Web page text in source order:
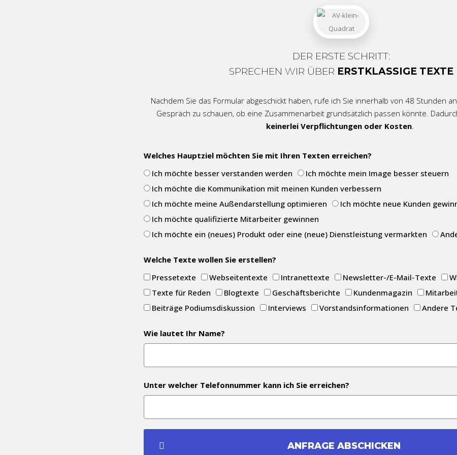
DER ERSTE SCHRITT:
SPRECHEN WIR ÜBER ERSTKLASSIGE TEXTE
Nachdem Sie das Formular abgeschickt haben, rufe ich Sie innerhalb von 48 Stunden
Gespräch zu schauen, ob eine Zusammenarbeit grundsätzlich passen könnte.
keinerlei Verpflichtungen oder Kosten.
Welches Hauptziel möchten Sie mit Ihren Texten erreichen?
Ich möchte besser verstanden werden
Ich möchte mein Image besser steuern
Ich möchte die Kommunikation mit meinen Kunden verbessern
Ich möchte meine Außendarstellung optimieren
Ich möchte neue Kunden
Ich möchte qualifizierte Mitarbeiter gewinnen
Ich möchte ein (neues) Produkt oder eine (neue) Dienstleistung vermarkten
Welche Texte wollen Sie erstellen?
Pressetexte
Webseitentexte Intranettexte Newsletter-/E-Mail-Texte
Texte für Reden
Blogtexte Geschäftsberichte Kundenmagazin
Beiträge Podiumsdiskussion
Interviews Vorstandsinformationen Andere
Wie lautet Ihr Name?
Unter welcher Telefonnummer kann ich Sie erreichen?
ANFRAGE ABSCHICKEN